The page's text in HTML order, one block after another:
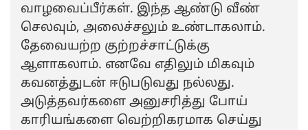
வாழவைப்பீர்கள். இந்த ஆண்டு வீண்
செலவும், அலைச்சலும் உண்டாகலாம்.
தேவையற்ற குற்றச்சாட்டுக்கு
ஆளாகலாம். எனவே எதிலும் மிகவும்
கவனத்துடன் ஈடுபடுவது நல்லது.
அடுத்தவர்களை அனுசரித்து போய்
காரியங்களை வெற்றிகரமாக செய்து